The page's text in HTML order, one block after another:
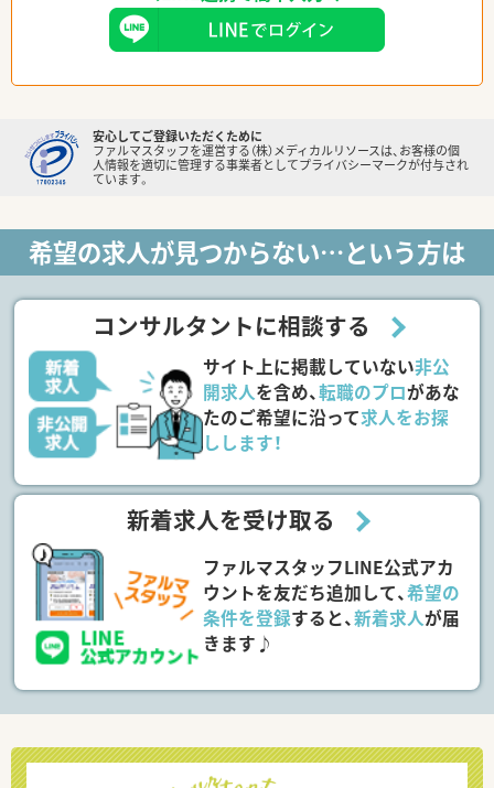
安心してご登録いただくために
ファルマスタッフを運営する（株）メディカルリソースは、お客様の個
人情報を適切に管理する事業者としてプライバシーマークが付与され
ています。
希望の求人が見つからない…という方は
コンサルタントに相談する
サイト上に掲載していない非公
開求人を含め、転職のプロがあな
たのご希望に沿って求人をお探
しします！
新着求人を受け取る
ファルマスタッフLINE公式アカ
ウントを友だち追加して、希望の
条件を登録すると、新着求人が届
きます♪